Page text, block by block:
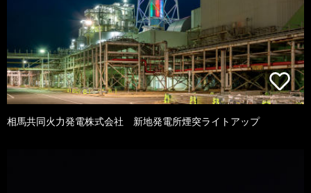
相馬共同火力発電株式会社 新地発電所煙突ライトアップ